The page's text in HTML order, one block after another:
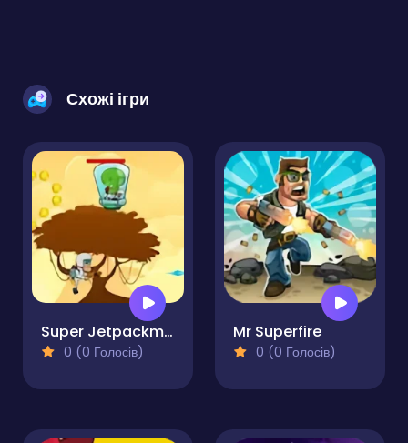
Схожі ігри
Super Jetpackman Shooter
0 (0 Голосів)
Mr Superfire
0 (0 Голосів)